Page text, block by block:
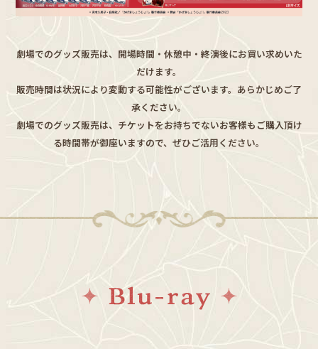
劇場でのグッズ販売は、開場時間・休憩中・終演後にお買い求めいた
だけます。
販売時間は状況により変動する可能性がございます。あらかじめご了
承ください。
劇場でのグッズ販売は、チケットをお持ちでないお客様もご購入頂け
る時間帯が御座いますので、ぜひご活用ください。